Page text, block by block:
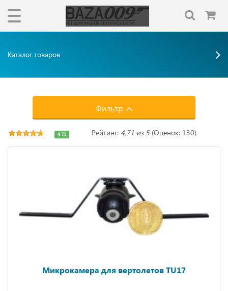
Каталог товаров
Фильтр
Микрокамера для вертолетов TU17
4.71 Рейтинг: 4,71 из 5(Оценок: 130)